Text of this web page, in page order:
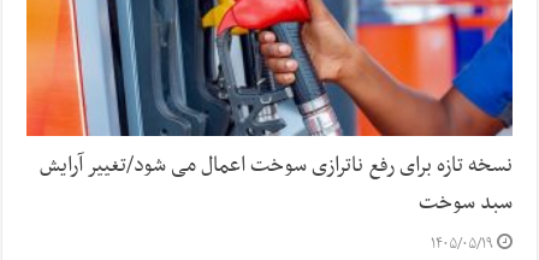
نسخه تازه برای رفع ناترازی سوخت اعمال می شود/تغییر آرایش
سبد سوخت
۱۴۰۵/۰۵/۱۹